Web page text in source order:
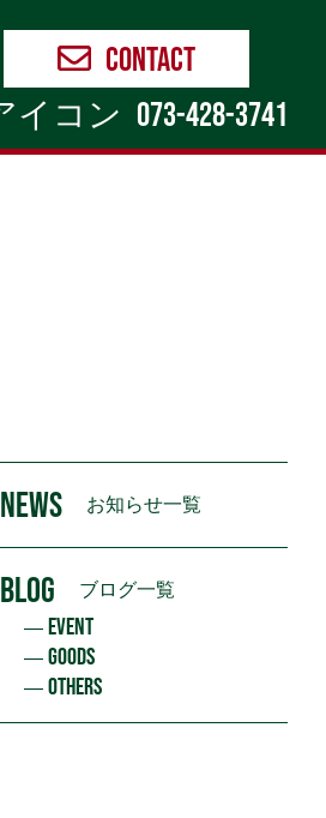
contact
073-428-3741
NEWS お知らせ一覧
BLOG ブログ一覧
EVENT
GOODS
OTHERS